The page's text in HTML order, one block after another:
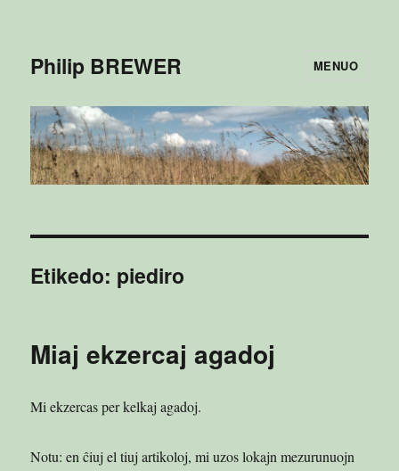
Philip BREWER MENUO
Etikedo: piediro
Miaj ekzercaj agadoj
Mi ekzercas per kelkaj agadoj.
Notu: en ĉiuj el tiuj artikoloj, mi uzos lokajn mezurunuojn